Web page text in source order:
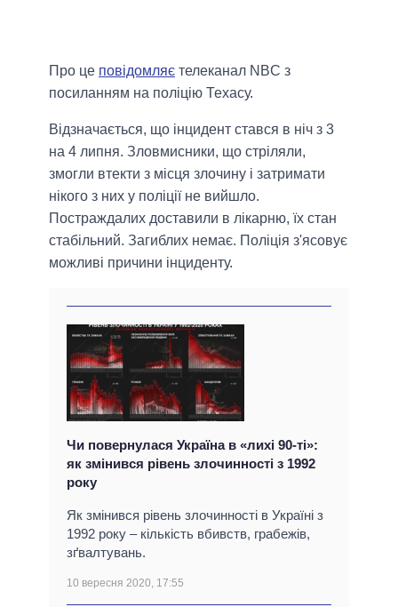
Про це повідомляє телеканал NBC з
посиланням на поліцію Техасу.
Відзначається, що інцидент стався в ніч з 3
на 4 липня. Зловмисники, що стріляли,
змогли втекти з місця злочину і затримати
нікого з них у поліції не вийшло.
Постраждалих доставили в лікарню, їх стан
стабільний. Загиблих немає. Поліція з'ясовує
можливі причини інциденту.
Чи повернулася Україна в «лихі 90-ті»:
як змінився рівень злочинності з 1992
року
Як змінився рівень злочинності в Україні з
1992 року – кількість вбивств, грабежів,
зґвалтувань.
10 вересня 2020, 17:55